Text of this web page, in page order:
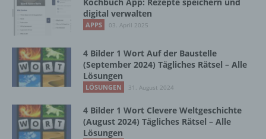
digital verwalten
APPS 03. April 2025
4 Bilder 1 Wort Auf der Baustelle
(September 2024) Tägliches Rätsel – Alle
Lösungen
LÖSUNGEN 31. August 2024
4 Bilder 1 Wort Clevere Weltgeschichte
(August 2024) Tägliches Rätsel – Alle
Lösungen
Vorgang oder jede solche Vorgangsreihe im
Zusammenhang mit personenbezogenen
Daten wie das Erheben, das Erfassen, die
die Anpassung oder Veränderung, das
Auslesen, das Abfragen, die Verwendung,
die Offenlegung durch Übermittlung,
Verbreitung oder eine andere Form der
Verknüpfung, die Einschränkung, das
Löschen oder die Vernichtung.